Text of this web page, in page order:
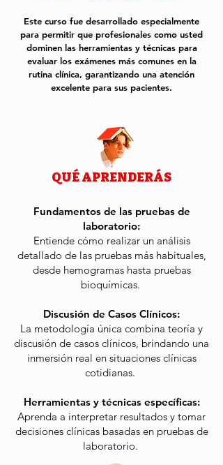
Este curso fue desarrollado especialmente
para permitir que profesionales como usted
dominen las herramientas y técnicas para
evaluar los exámenes más comunes en la
rutina clínica, garantizando una atención
excelente para sus pacientes.
QUÉ APRENDERÁS
Fundamentos de las pruebas de
laboratorio:
Entiende cómo realizar un análisis
detallado de las pruebas más habituales,
desde hemogramas hasta pruebas
bioquímicas. ​
Discusión de Casos Clínicos:
La metodología única combina teoría y
discusión de casos clínicos, brindando una
inmersión real en situaciones clínicas
cotidianas. ​
Herramientas y técnicas específicas:
Aprenda a interpretar resultados y tomar
decisiones clínicas basadas en pruebas de
laboratorio. ​